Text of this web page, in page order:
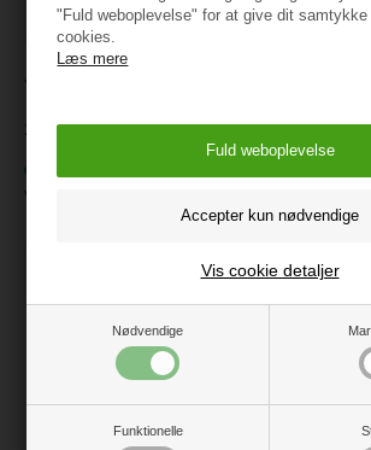
"Fuld weboplevelse" for at give dit
cookies.
Læs mere
Nødvendige
Funktionelle
Vis cookie detaljer
JaBaDaBaDo Xylofon Teddy
109 kr.
Varenr.:
229 kr.